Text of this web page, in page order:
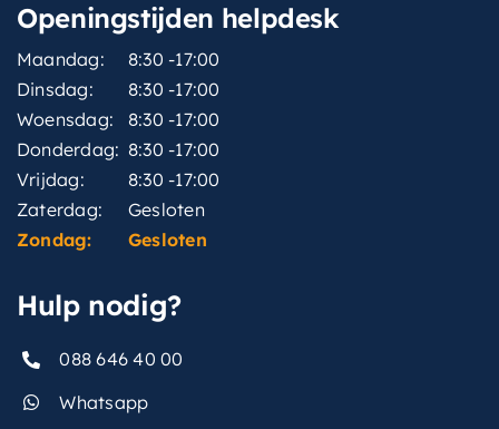
Openingstijden helpdesk
Maandag:
8:30 -17:00
Dinsdag:
8:30 -17:00
Woensdag:
8:30 -17:00
Donderdag: 8:30 -17:00
Vrijdag:
8:30 -17:00
Zaterdag:
Gesloten
Zondag:
Gesloten
Hulp nodig?
088 646 40 00
Whatsapp